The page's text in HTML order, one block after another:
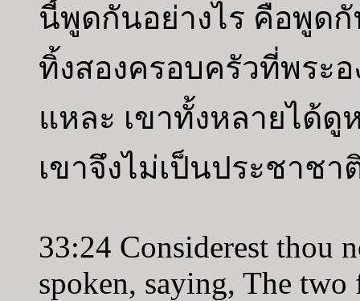
นี้พูดกันอย่างไร คือพูดกั
ทิ้งสองครอบครัวที่พระอ
แหละ เขาทั้งหลายได้
เขาจึงไม่เป็นประชาช
33:24 Considerest thou
spoken, saying, The